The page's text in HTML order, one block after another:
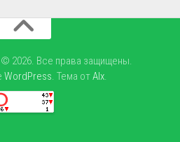
© 2026. Все права защищены.
WordPress. Тема отAlx.